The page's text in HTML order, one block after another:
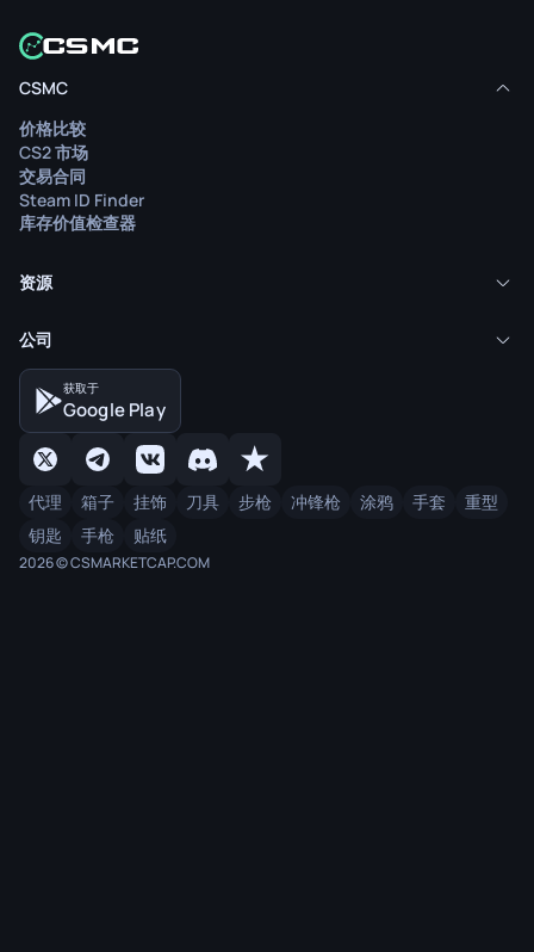
CSMC
价格比较
CS2 市场
交易合同
Steam ID Finder
库存价值检查器
资源
公司
获取于
Google Play
代理 箱子 挂饰 刀具 步枪 冲锋枪 涂鸦 手套
重型
钥匙
手枪 贴纸
2026 © CSMARKETCAP.COM